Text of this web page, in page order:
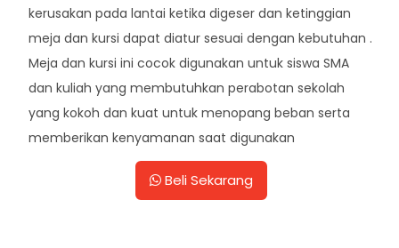
kerusakan pada lantai ketika digeser dan ketinggian
meja dan kursi dapat diatur sesuai dengan kebutuhan .
Meja dan kursi ini cocok digunakan untuk siswa SMA
dan kuliah yang membutuhkan perabotan sekolah
yang kokoh dan kuat untuk menopang beban serta
memberikan kenyamanan saat digunakan
Beli Sekarang